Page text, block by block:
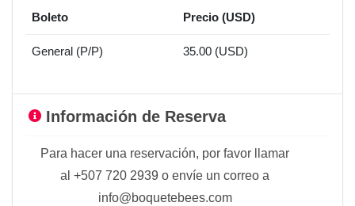
Boleto Precio (USD)
General (P/P) 35.00 (USD)
Información de Reserva
Para hacer una reservación, por favor llamar
al +507 720 2939 o envíe un correo a
info@boquetebees.com